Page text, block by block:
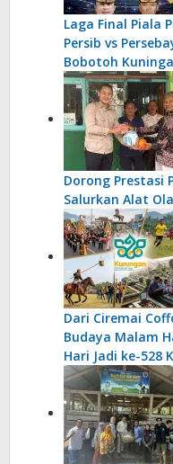
Laga Final Piala
Persib vs
Bobotoh
Dorong Prestasi
Salurkan Alat
Dari Ciremai
Budaya Malam
Hari Jadi ke-528